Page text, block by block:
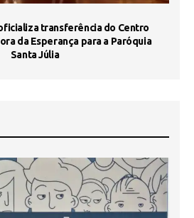
transferência do Centro
da Esperança para a Paróquia
Santa Júlia